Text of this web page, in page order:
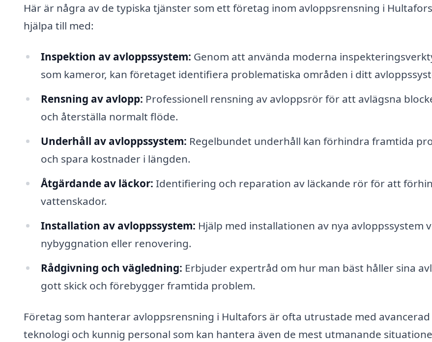
Här är några av de typiska tjänster som ett företag inom avloppsrensning i
hjälpa till med:
Inspektion av avloppssystem: Genom att använda moderna
som kameror, kan företaget identifiera problematiska områden i ditt
Rensning av avlopp: Professionell rensning av avloppsrör för att avlägsna
och återställa normalt flöde.
Underhåll av avloppssystem: Regelbundet underhåll kan förhindra framtida
och spara kostnader i längden.
Åtgärdande av läckor: Identifiering och reparation av läckande rör för att
vattenskador.
Installation av avloppssystem: Hjälp med installationen av nya avloppssystem
nybyggnation eller renovering.
Rådgivning och vägledning: Erbjuder expertråd om hur man bäst håller sina
gott skick och förebygger framtida problem.
Företag som hanterar avloppsrensning i Hultafors är ofta utrustade med avancerad
teknologi och kunnig personal som kan hantera även de mest utmanande